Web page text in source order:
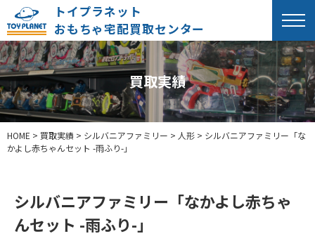
トイプラネット
おもちゃ宅配買取センター
買取実績
HOME > 買取実績 > シルバニアファミリー > 人形 > シルバニアファミリー「な
かよし赤ちゃんセット -雨ふり-」
シルバニアファミリー「なかよし赤ちゃ
んセット -雨ふり-」